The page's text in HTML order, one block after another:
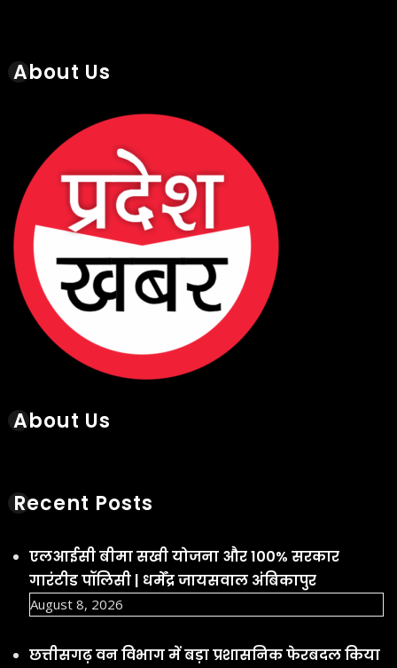
About Us
About Us
Recent Posts
एलआईसी बीमा सखी योजना और 100% सरकार
गारंटीड पॉलिसी | धर्मेंद्र जायसवाल अंबिकापुर
August 8, 2026
छत्तीसगढ़ वन विभाग में बड़ा प्रशासनिक फेरबदल किया